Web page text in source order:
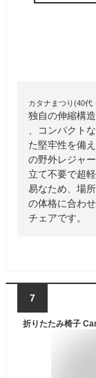
カタナまつり(40代
独自の伸縮構
、コンパクト
た堅牢性を備
の野外レジャ
立て不要で超
易なため、場
の体格に合わ
チェアです。
7